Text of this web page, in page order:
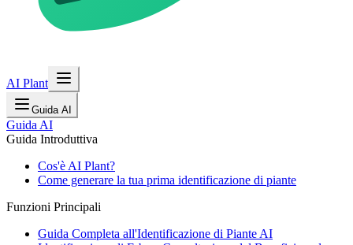
AI Plant
Guida AI
Guida AI
Guida Introduttiva
Cos'è AI Plant?
Come generare la tua prima identificazione di piante
Funzioni Principali
Guida Completa all'Identificazione di Piante AI